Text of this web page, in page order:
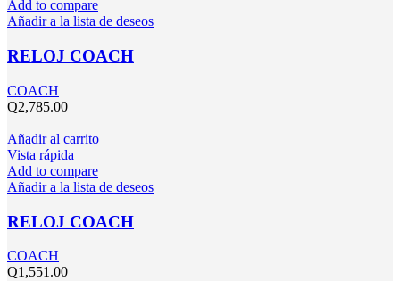
Add to compare
Añadir a la lista de deseos
RELOJ COACH
COACH
Q2,785.00
Añadir al carrito
Vista rápida
Add to compare
Añadir a la lista de deseos
RELOJ COACH
COACH
Q1,551.00